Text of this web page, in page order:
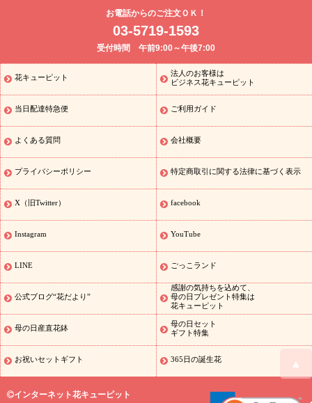
お祝い 誕生日フラワーギフト特集
お供え・お悔やみの花
四十九日法要以降に贈る花
通夜・葬儀に贈る花
胡蝶蘭・花鉢 プリザーブドフラワー
のイベント
ひまわり ギフト・プレゼント特集
お盆 花（新盆・初
盆）
季節のイベント お盆 花（新盆・初盆）
お盆 花（新盆・
初盆）
お盆・お供え 花とセットギフト
お盆・お供え プリザーブ
ドフラワー
ひまわり ギフト・プレゼント特集
元・暑中見舞い 花のギフト特集
敬老の日におくる花ギフト・プレ
ゼント特集
敬老の日におくる花ギフト・プレゼント特集
花のおすすめランキング
敬老の日 花鉢植えのギフト・プレゼント
特集
敬老の日 花とセットギフト・プレゼント特集
敬老の日の花
ズ』コラボキャンペーン
「きょう誕生日なんです」キャンペーン
誕生日の花を探す 誕生日フラワーギフト
誕生日フラワーギフ
ト
誕生日フラワーギフト商品一覧 バラ
9月の誕生花(リンドウ)
トギフト
「きょう誕生日なんです」キャンペーン
用途から探す お祝いの花特集 当日配達特急便
お祝い商品一覧
お祝い
開店・開業祝い 新築・引っ越し祝い 退職祝い
退院祝い・快気祝い
い
プチギフト ペットのお祝いフラワー お中元・暑中見舞い
当日配達特急便 お供え
お悔やみ商品一覧
お供え・お悔やみの花
四十九日法要以降に贈る
お供え お花とセットギフト
お供え プリ
その他
お祝い返し お見舞い お取り寄せギフト ビジネス用 ご
お電話からのご注文ＯＫ！
03-5719-1593
受付時間 午前9:00～午後7:00
花キューピット
法人のお客様は
ビジネス花キューピット
当日配達特急便 ご利用ガイド
よくある質問 会社概要
プライバシーポリシー 特定商取引に関する法律に基づく表示
X（旧Twitter） facebook
Instagram YouTube
LINE ごっこランド
公式ブログ“花だより”
感謝の気持ちを込めて、
母の日プレゼント特集は
花キューピット
母の日産直花鉢
母の日セット
ギフト特集
お祝いセットギフト 365日の誕生花
インターネット花キューピット
▲